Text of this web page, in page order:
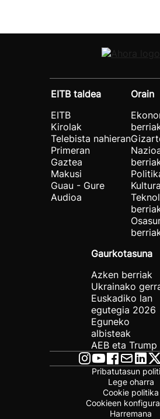
EITB taldea
EITB
Kirolak
Telebista nahieran
Primeran
Gaztea
Makusi
Guau - Gure
Audioa
Orain
Gaurkotasuna
Azken berriak
Ukrainako
Euskadiko lan
egutegia 2026
Eguneko
albisteak
AEB eta Trump
Pribatutasun
Lege oharra
Cookie politika
Cookieen
Harremana